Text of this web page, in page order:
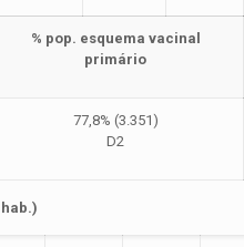
% pop. esquema vacinal
primário
77,8% (3.351)
D2